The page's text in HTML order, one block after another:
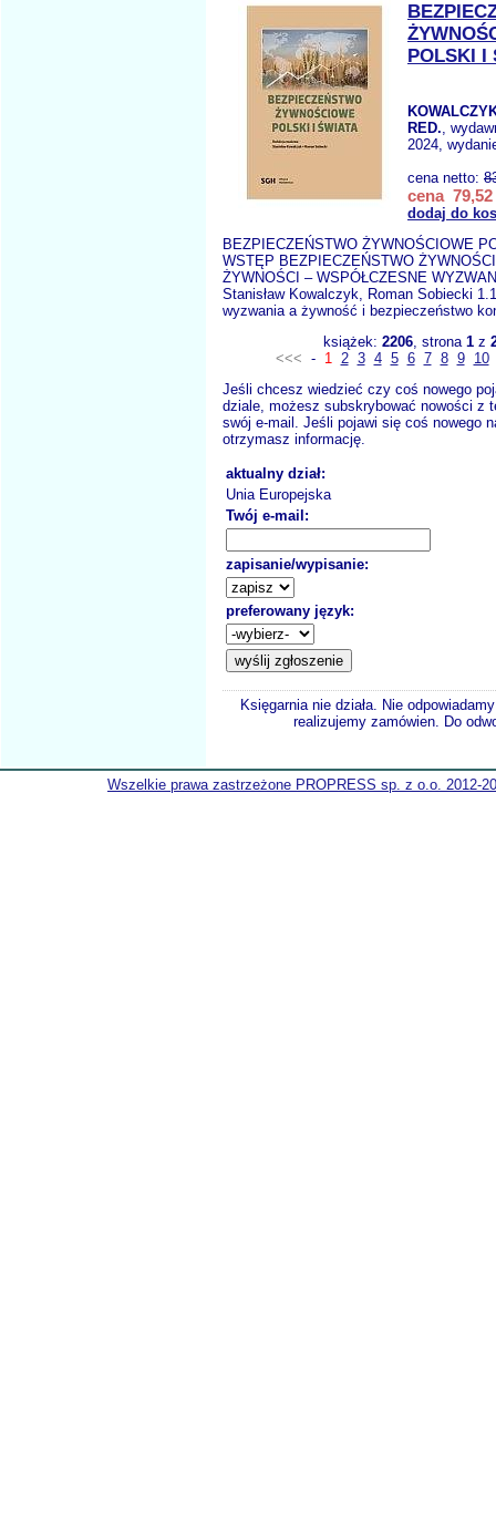
POLSKI I
RED.,
2024,
cena netto:
cena 79,52
dodaj do
BEZPIECZEŃSTWO ŻYWNOŚCIOWE
WSTĘP BEZPIECZEŃSTWO
ŻYWNOŚCI – WSPÓŁCZESNE
Stanisław Kowalczyk, Roman Sobiecki
wyzwania a żywność i bezpieczeństwo
książek: 2206, strona 1z
<<< - 1 2 3 4 5 6 7 8 9
10
Jeśli chcesz wiedzieć czy coś nowego
dziale, możesz subskrybować nowości z
swój e-mail. Jeśli pojawi się coś nowego
otrzymasz informację.
aktualny dział:
Unia Europejska
Twój e-mail:
zapisanie/wypisanie:
preferowany język:
Księgarnia nie działa. Nie
realizujemy zamówien. Do
Wszelkie prawa zastrzeżone PROPRESS sp. z o.o. 2012-